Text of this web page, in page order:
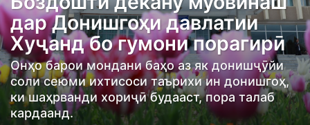
a
r
s
a
g
o
3
дар Донишгоҳи давлатии
Хуҷанд бо гумони порагирӣ
Онҳо барои мондани баҳо аз як донишҷӯйи
соли сеюми ихтисоси таърихи ин донишгоҳ,
ки шаҳрванди хориҷӣ будааст, пора талаб
кардаанд.